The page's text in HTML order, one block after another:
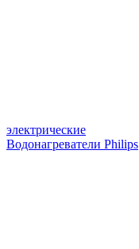
электрические
Водонагреватели Philips